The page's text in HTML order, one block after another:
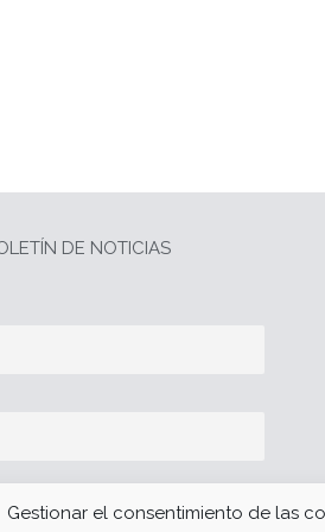
Gestionar el consentimiento de las
DE NOTICIAS